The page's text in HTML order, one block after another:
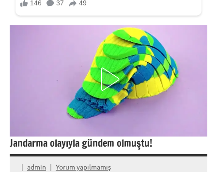
Jandarma olayıyla gündem olmuştu!
admin Yorum yapılmamış